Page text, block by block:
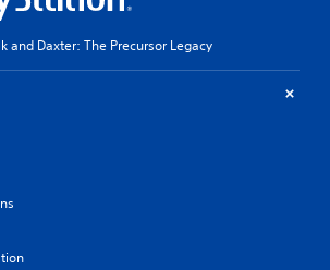
and Daxter: The Precursor Legacy